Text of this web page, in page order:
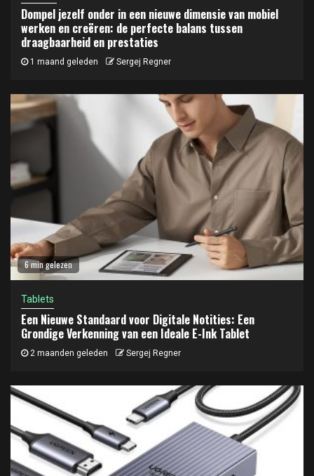
Dompel jezelf onder in een nieuwe dimensie van mobiel
werken en creëren: de perfecte balans tussen
draagbaarheid en prestaties
1 maand geleden Sergej Regner
6 min gelezen
Tablets
Een Nieuwe Standaard voor Digitale Notities: Een
Grondige Verkenning van een Ideale E-Ink Tablet
2 maanden geleden Sergej Regner